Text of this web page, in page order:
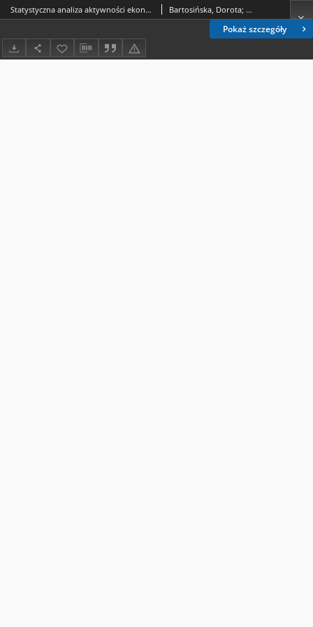
Pokaż szczegóły
Statystyczna analiza aktywności ekonomicznej ludności w Polsce w latach 1992-2006 Bartosińska, Dorota; Jankiewicz-Siwek, Anna